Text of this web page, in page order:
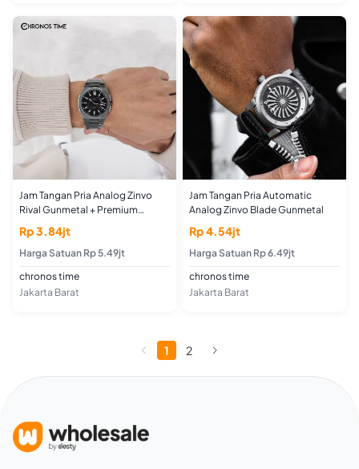
Jam Tangan Pria Analog Zinvo
Rival Gunmetal + Premium
Rubber Strap
Rp 3.84jt
Harga Satuan Rp 5.49jt
chronos time
Jakarta Barat
Jam Tangan Pria Automatic
Analog Zinvo Blade Gunmetal
Rp 4.54jt
Harga Satuan Rp 6.49jt
chronos time
Jakarta Barat
1 2